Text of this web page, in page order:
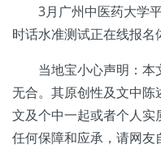
3月广州中医药大学平
时话水准测试正在线报名
当地宝小心声明：本
无合。其原创性及文中
文及个中一起或者个人
任何保障和应承，请网友